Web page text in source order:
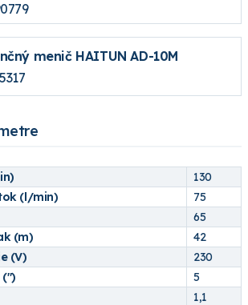
menič HAITUN AD-10M
130
(l/min)
75
65
(m)
42
(V)
230
5
1,1